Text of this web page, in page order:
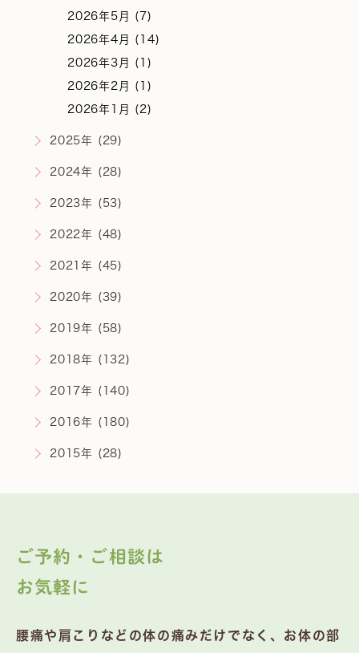
2026年5月 (7)
2026年4月 (14)
2026年3月 (1)
2026年2月 (1)
2026年1月 (2)
2025年 (29)
2024年 (28)
2023年 (53)
2022年 (48)
2021年 (45)
2020年 (39)
2019年 (58)
2018年 (132)
2017年 (140)
2016年 (180)
2015年 (28)
ご予約・ご相談は
お気軽に
腰痛や肩こりなどの体の痛みだけでなく、お体の部